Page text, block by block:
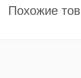
Похожие